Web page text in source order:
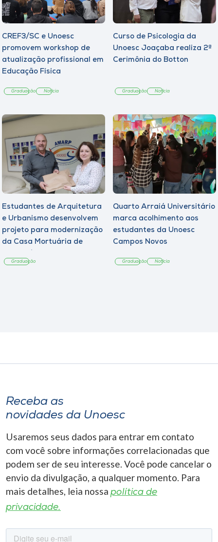
CREF3/SC e Unoesc
promovem workshop de
atualização profissional em
Educação Física
Graduação Notícia
Curso de Psicologia da
Unoesc Joaçaba realiza 2ª
Cerimônia do Botton
Graduação Notícia
Estudantes de Arquitetura
e Urbanismo desenvolvem
projeto para modernização
da Casa Mortuária de
Graduação
Quarto Arraiá Universitário
marca acolhimento aos
estudantes da Unoesc
Campos Novos
Graduação Notícia
Receba as
novidades da Unoesc
Usaremos seus dados para entrar em contato
com você sobre informações correlacionadas que
podem ser de seu interesse. Você pode cancelar o
envio da divulgação, a qualquer momento. Para
mais detalhes, leia nossa política de
privacidade.